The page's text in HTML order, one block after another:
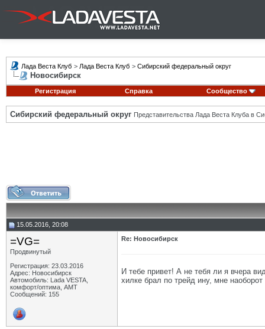
Лада Веста Клуб > Лада Веста Клуб > Сибирский федеральный округ
Новосибирск
Регистрация Справка Сообщество
Сибирский федеральный округ Представительства Лада Веста Клуба в
15.05.2016, 20:08
=VG=
Продвинутый
Регистрация: 23.03.2016
Адрес: Новосибирск
Автомобиль: Lada VESTA,
комфорт/оптима, АМТ
Сообщений: 155
Re: Новосибирск
И тебе привет! А не тебя ли я вчера
хилке брал по трейд ину, мне